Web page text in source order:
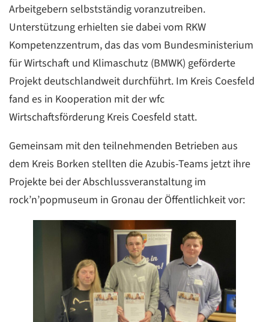
Arbeitgebern selbstständig voranzutreiben.
Unterstützung erhielten sie dabei vom RKW
Kompetenzzentrum, das das vom Bundesministerium
für Wirtschaft und Klimaschutz (BMWK) geförderte
Projekt deutschlandweit durchführt. Im Kreis Coesfeld
fand es in Kooperation mit der wfc
Wirtschaftsförderung Kreis Coesfeld statt.
Gemeinsam mit den teilnehmenden Betrieben aus
dem Kreis Borken stellten die Azubis-Teams jetzt ihre
Projekte bei der Abschlussveranstaltung im
rock’n’popmuseum in Gronau der Öffentlichkeit vor: